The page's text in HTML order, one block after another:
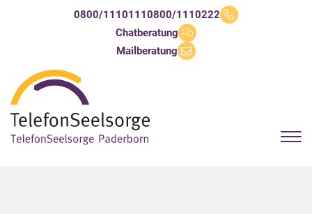
0800/11101110800/1110222
Chatberatung
Mailberatung